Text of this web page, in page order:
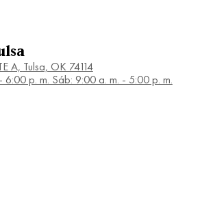
A, Tulsa, OK 74114
6:00 p. m. Sáb: 9:00 a. m. - 5:00 p. m.